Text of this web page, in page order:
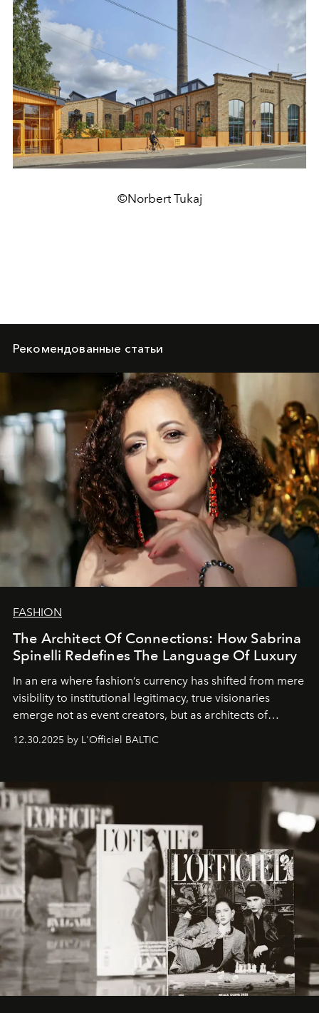
©Norbert Tukaj
Рекомендованные статьи
FASHION
The Architect Of Connections: How Sabrina
Spinelli Redefines The Language Of Luxury
In an era where fashion’s currency has shifted from mere
visibility to institutional legitimacy, true visionaries
emerge not as event creators, but as architects of
brand strategist with three decades of mastery in luxury,
framework where creativity, commerce, and culture
converge with surgical precision.
12.30.2025 by L'Officiel BALTIC